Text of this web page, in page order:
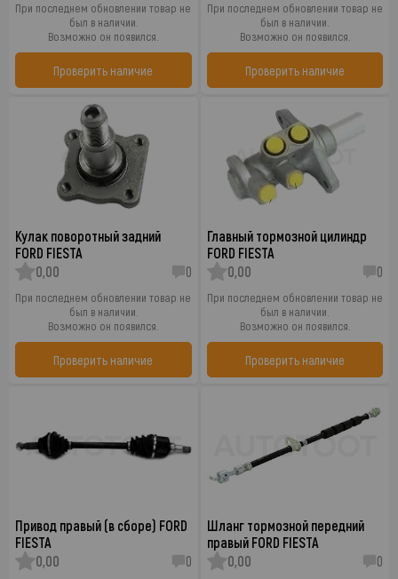
При последнем обновлении товар не
был в наличии.
Возможно он появился.
Проверить наличие
При последнем обновлении товар не
был в наличии.
Возможно он появился.
Проверить наличие
Кулак поворотный задний
FORD FIESTA
0,00
0
При последнем обновлении товар не
был в наличии.
Возможно он появился.
Проверить наличие
Главный тормозной цилиндр
FORD FIESTA
0,00
0
При последнем обновлении товар не
был в наличии.
Возможно он появился.
Проверить наличие
Привод правый (в сборе) FORD
FIESTA
0,00
0
Шланг тормозной передний
правый FORD FIESTA
0,00
0